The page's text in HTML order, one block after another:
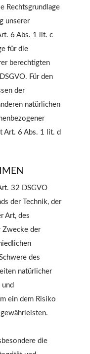
Rechtsgrundlage
unserer
6 Abs. 1 lit. c
für die
berechtigten
Für den
der
natürlichen
Art. 6 Abs. 1 lit. d
32 DSGVO
der Technik, der
Art, des
Zwecke der
des
natürlicher
und
ein dem Risiko
die